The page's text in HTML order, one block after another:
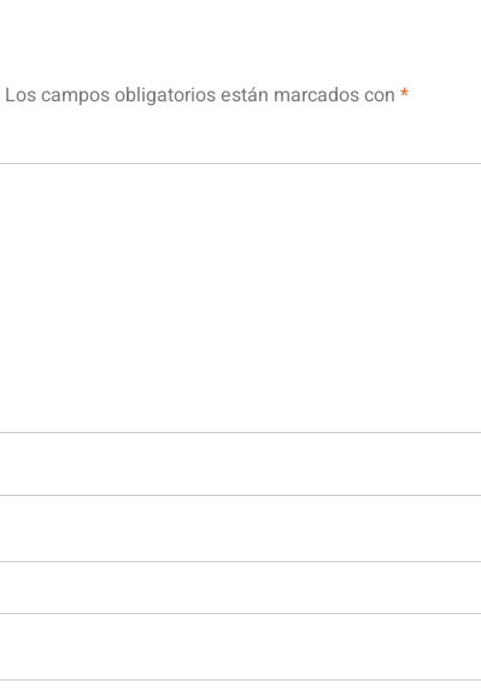
Los campos obligatorios están marcados con *